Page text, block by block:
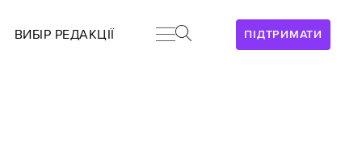
ПІДТРИМАТИ
ВИБІР РЕДАКЦІЇ